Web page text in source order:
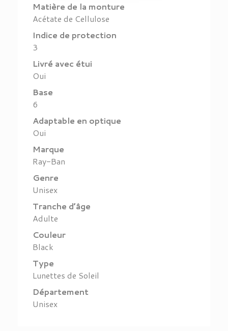
Matière de la monture
Acétate de Cellulose
Indice de protection
3
Livré avec étui
Oui
Base
6
Adaptable en optique
Oui
Marque
Ray-Ban
Genre
Unisex
Tranche d’âge
Adulte
Couleur
Black
Type
Lunettes de Soleil
Département
Unisex